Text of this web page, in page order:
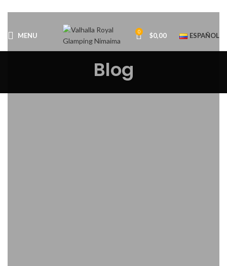
MENU 0 $0,00 ESPAÑOL
Blog